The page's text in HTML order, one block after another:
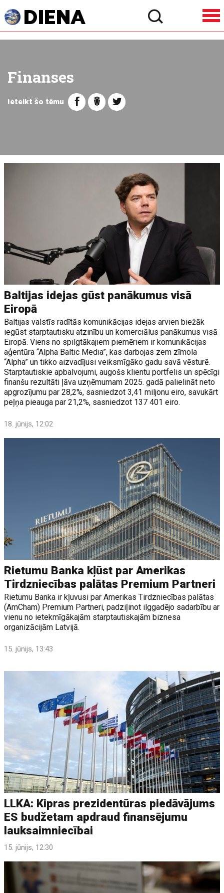
Finanses
Ieteikt šo tēmu
Baltijas idejas gūst panākumus visā
Eiropā
Baltijas valstīs radītās komunikācijas idejas arvien biežāk
iegūst starptautisku atzinību un komerciālus panākumus visā
Eiropā. Viens no spilgtākajiem piemēriem ir komunikācijas
aģentūra “Alpha Baltic Media”, kas darbojas zem zīmola
“Alpha” un tikko aizvadījusi veiksmīgāko gadu savā vēsturē.
Starptautiskie apbalvojumi, augošs klientu portfelis un spēcīgi
finanšu rezultāti ļāva uzņēmumam 2025. gadā palielināt neto
apgrozījumu par 28,2%, sasniedzot 3,41 miljonu eiro, savukārt
peļņa pieauga par 21,2%, sasniedzot 137 401 eiro.
18. jūnijs, 12:02
Rietumu Banka kļūst par Amerikas
Tirdzniecības palātas Premium Partneri
Rietumu Banka ir kļuvusi par Amerikas Tirdzniecības palātas
(AmCham) Premium Partneri, padziļinot ilggadējo sadarbību ar
vienu no ietekmīgākajām starptautiskajām biznesa
organizācijām Latvijā.
15. jūnijs, 13:43
LLKA: Kipras prezidentūras piedāvājums
ES budžetam apdraud finansējumu
lauksaimniecībai
15. jūnijs, 12:30